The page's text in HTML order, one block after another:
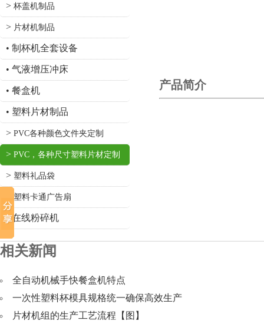
> 杯盖机制品
> 片材机制品
• 制杯机全套设备
• 气液增压冲床
• 餐盒机
• 塑料片材制品
> PVC各种颜色文件夹定制
> PVC，各种尺寸塑料片材定制
> 塑料礼品袋
塑料卡通广告扇
•在线粉碎机
产品简介
相关新闻
全自动机械手快餐盒机特点
一次性塑料杯模具规格统一确保高效生产
片材机组的生产工艺流程【图】